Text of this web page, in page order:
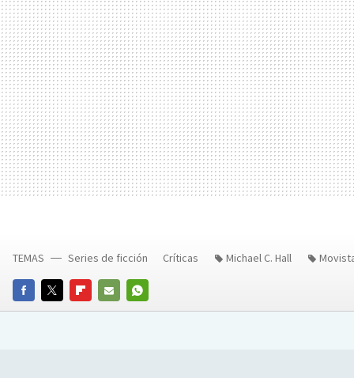
FACEBOOKTWITTERFLIPBOARD
E-
WHATSAPP
TEMAS Series de ficción Críticas Michael C. Hall